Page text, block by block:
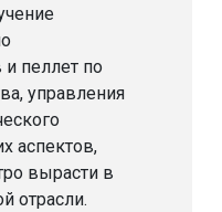
пеллет по
управления
аспектов,
вырасти в
отрасли.